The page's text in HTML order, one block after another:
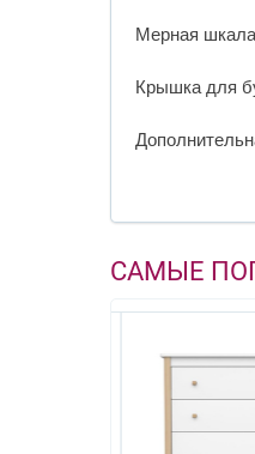
Мерная
Крышка для
САМЫЕ